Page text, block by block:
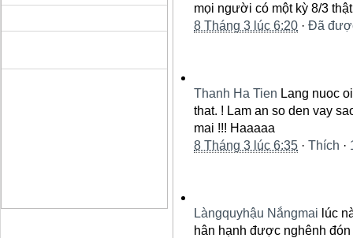
mọi người có một kỳ 8/3
8 Tháng 3 lúc 6:20 · Đã
Thanh Ha Tien Lang nuoc
that. ! Lam an so den vay
mai !!! Haaaaa
8 Tháng 3 lúc 6:35 · Thích ·
Làngquyhậu Nắngmai lúc
hân hạnh được nghênh đón